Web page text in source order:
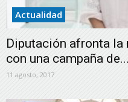
Actualidad
Diputación afronta la
con una campaña de...
11 agosto, 2017